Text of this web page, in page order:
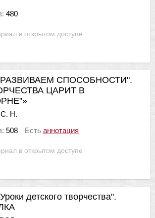
в открытом доступе
480
в открытом доступе
"РАЗВИВАЕМ СПОСОБНОСТИ".
ЦАРИТ В
С. Н.
508 Есть аннотация
детского творчества".